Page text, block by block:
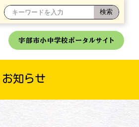
宇部市小中学校ポータルサイト
お知らせ